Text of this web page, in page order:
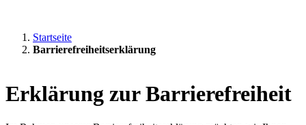
Startseite
Barrierefreiheitserklärung
Erklärung zur Barrierefreiheit